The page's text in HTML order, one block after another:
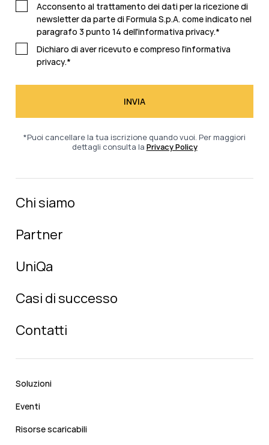
Acconsento al trattamento dei dati per la ricezione di
newsletter da parte di Formula S.p.A. come indicato nel
paragrafo 3 punto 14 dell'informativa privacy.*
Dichiaro di aver ricevuto e compreso l'informativa
privacy.*
*Puoi cancellare la tua iscrizione quando vuoi. Per maggiori
dettagli consulta la Privacy Policy
Chi siamo
Partner
UniQa
Casi di successo
Contatti
Soluzioni
Eventi
Risorse scaricabili